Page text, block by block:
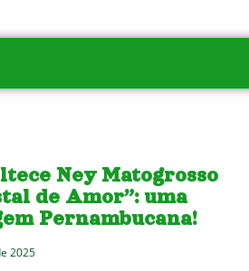
Ney Matogrosso
de Amor”: uma
Pernambucana!
2025